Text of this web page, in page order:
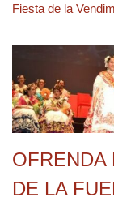
Fiesta de la
OFRENDA
DE LA